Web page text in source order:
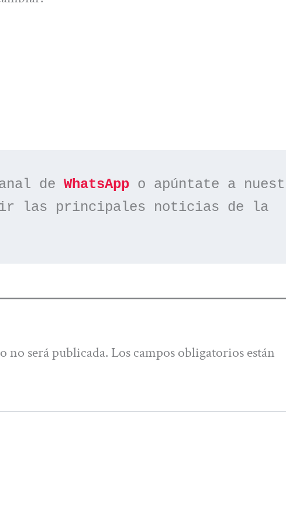
de WhatsApp
las principales noticias de la
no será publicada. Los campos obligatorios están